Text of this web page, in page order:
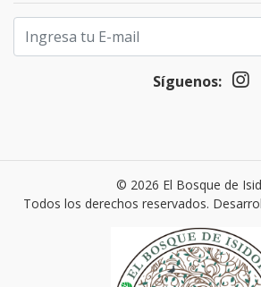
Síguenos:
© 2026 El Bosque de
Todos los derechos reservados.